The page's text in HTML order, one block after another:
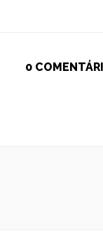
0